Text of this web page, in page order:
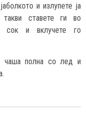
и излупете ја
такви ставете ги во
сок и вклучете го
чаша полна со лед и